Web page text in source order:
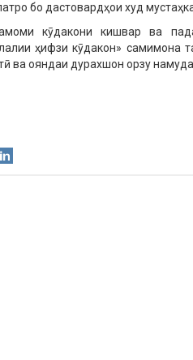
бо дастовардҳои худ
кӯдакони кишвар ва
ҳифзи кӯдакон» самимона
ва ояндаи дурахшон орзу